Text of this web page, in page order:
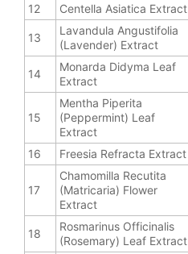
12 Centella Asiatica Extract
13
Lavandula Angustifolia
(Lavender) Extract
14
Monarda Didyma Leaf
Extract
15
Mentha Piperita
(Peppermint) Leaf
Extract
16 Freesia Refracta Extract
17
Chamomilla Recutita
(Matricaria) Flower
Extract
18
Rosmarinus Officinalis
(Rosemary) Leaf Extract